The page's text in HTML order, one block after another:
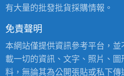
有大量的批發批貨採購情報。
免責聲明
本網站僅提供資訊參考平台，
載一切的資訊、文字、照片、
料，無論其為公開張貼或私下